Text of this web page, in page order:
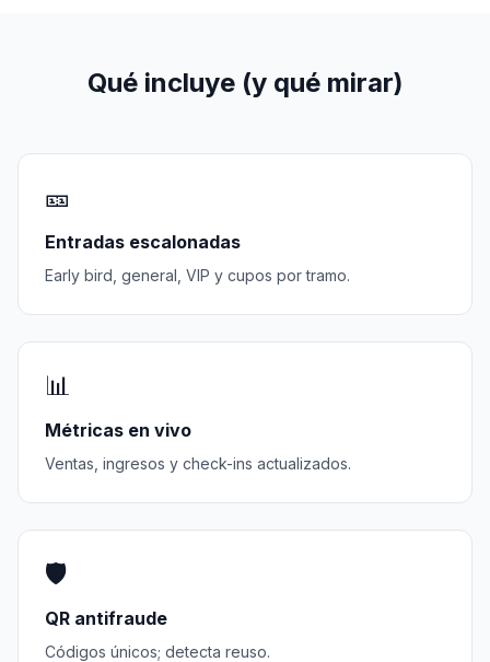
Qué incluye (y qué mirar)
🎫
Entradas escalonadas
Early bird, general, VIP y cupos por tramo.
📊
Métricas en vivo
Ventas, ingresos y check-ins actualizados.
🛡️
QR antifraude
Códigos únicos; detecta reuso.